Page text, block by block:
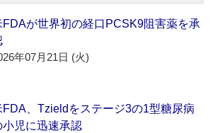
FDAが世界初の経口PCSK9阻害薬を承
年07月21日 (火)
FDA、Tzieldをステージ3の1型糖尿病
小児に迅速承認